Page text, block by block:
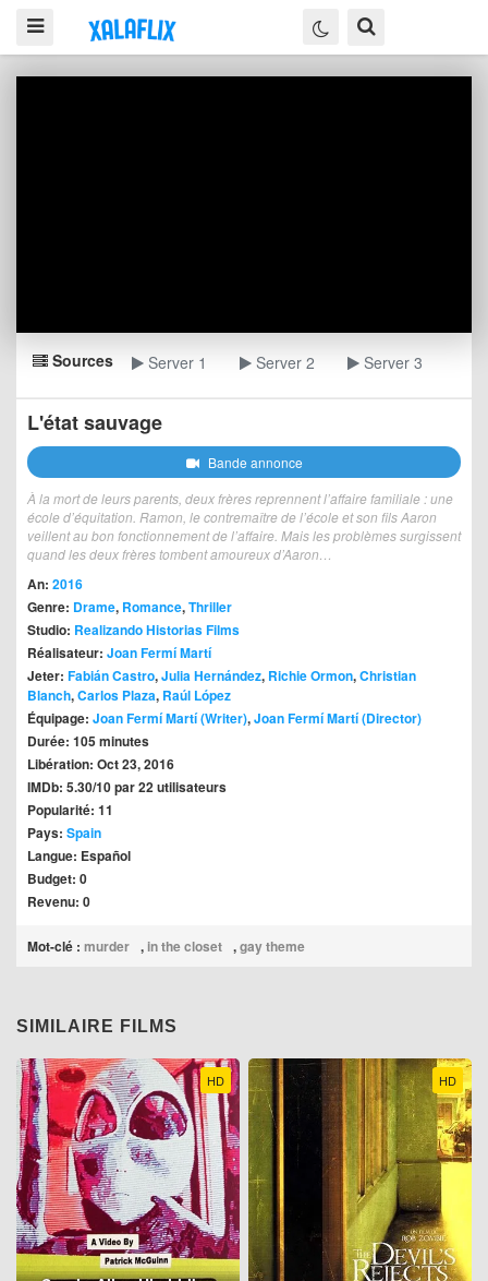
Sources Server 1 Server 2 Server 3
L'état sauvage
Bande annonce
À la mort de leurs parents, deux frères reprennent l’affaire familiale : une
école d’équitation. Ramon, le contremaître de l’école et son fils Aaron
veillent au bon fonctionnement de l’affaire. Mais les problèmes surgissent
quand les deux frères tombent amoureux d’Aaron…
An: 2016
Genre: Drame, Romance,Thriller
Studio: Realizando Historias Films
Réalisateur: Joan Fermí Martí
Jeter: Fabián Castro,Julia Hernández, Richie Ormon,Christian
Blanch,Carlos Plaza, Raúl López
Équipage: Joan Fermí Martí (Writer),Joan Fermí Martí (Director)
Durée: 105 minutes
Libération: Oct 23, 2016
IMDb: 5.30/10 par 22 utilisateurs
Popularité: 11
Pays: Spain
Langue: Español
Budget: 0
Revenu: 0
Mot-clé : murder , in the closet ,gay theme
SIMILAIRE FILMS
HD HD